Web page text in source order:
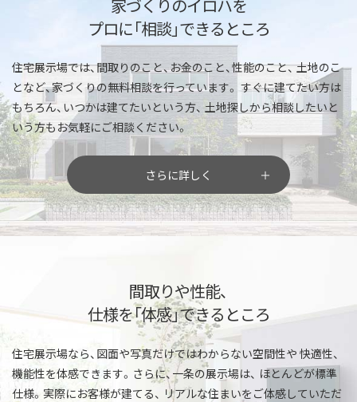
家づくりのイロハを
プロに「相談」できるところ
住宅展示場では、間取りのこと、お金のこと、性能のこと、土地のこ
となど、家づくりの無料相談を行っています。 すぐに建てたい方は
もちろん、いつかは建てたいという方、 土地探しから相談したいと
いう方もお気軽にご相談ください。
さらに詳しく
間取りや性能、
仕様を「体感」できるところ
住宅展示場なら、図面や写真だけではわからない空間性や 快適性、
機能性を体感できます。さらに、一条の展示場は、 ほとんどが標準
仕様。実際にお客様が建てる、 リアルな住まいをご体感していただ